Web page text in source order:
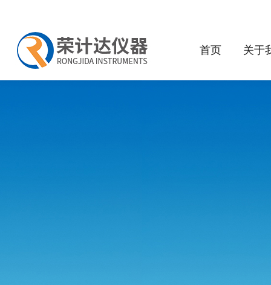
首页 关于